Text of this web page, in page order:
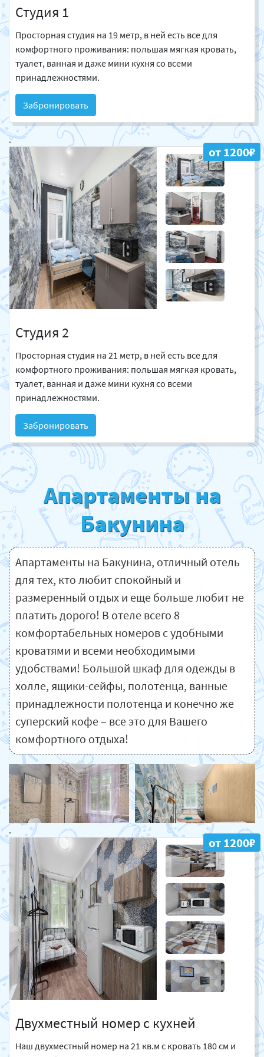
Студия 1
Просторная студия на 19 метр, в ней есть все для
комфортного проживания: польшая мягкая кровать,
туалет, ванная и даже мини кухня со всеми
принадлежностями.
Забронировать
.
от 1200₽
Студия 2
Просторная студия на 21 метр, в ней есть все для
комфортного проживания: польшая мягкая кровать,
туалет, ванная и даже мини кухня со всеми
принадлежностями.
Забронировать
Апартаменты на
Бакунина
Апартаменты на Бакунина, отличный отель
для тех, кто любит спокойный и
размеренный отдых и еще больше любит не
платить дорого! В отеле всего 8
комфортабельных номеров с удобными
кроватями и всеми необходимыми
удобствами! Большой шкаф для одежды в
холле, ящики-сейфы, полотенца, ванные
принадлежности полотенца и конечно же
суперский кофе – все это для Вашего
комфортного отдыха!
<.
от 1200₽
Двухместный номер с кухней
Наш двухместный номер на 21 кв.м с кровать 180 см и